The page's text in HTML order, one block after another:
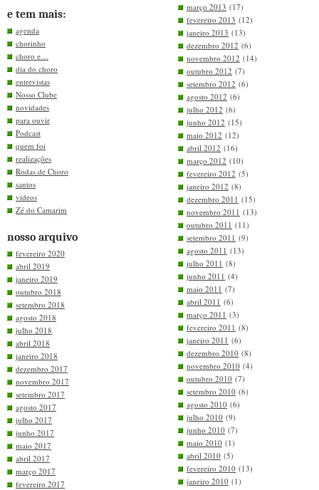
e tem mais:
agenda
chorinho
choro e…
dia do choro
entrevistas
Nosso Clube
novidades
para ouvir
Podcast
quem foi
realizações
Rodas de Choro
santos
videos
Zé do Camarim
nosso arquivo
fevereiro 2020
abril 2019
janeiro 2019
outubro 2018
setembro 2018
agosto 2018
julho 2018
abril 2018
janeiro 2018
dezembro 2017
novembro 2017
setembro 2017
agosto 2017
julho 2017
junho 2017
maio 2017
abril 2017
março 2017
fevereiro 2017
março 2013 (17)
fevereiro 2013 (12)
janeiro 2013 (13)
dezembro 2012 (6)
novembro 2012 (14)
outubro 2012 (7)
setembro 2012 (6)
agosto 2012 (6)
julho 2012 (6)
junho 2012 (15)
maio 2012 (12)
abril 2012 (16)
março 2012 (10)
fevereiro 2012 (5)
janeiro 2012 (8)
dezembro 2011 (15)
novembro 2011 (13)
outubro 2011 (11)
setembro 2011 (9)
agosto 2011 (13)
julho 2011 (8)
junho 2011 (4)
maio 2011 (7)
abril 2011 (6)
março 2011 (3)
fevereiro 2011 (8)
janeiro 2011 (6)
dezembro 2010 (8)
novembro 2010 (4)
outubro 2010 (7)
setembro 2010 (6)
agosto 2010 (6)
julho 2010 (9)
junho 2010 (7)
maio 2010 (1)
abril 2010 (5)
fevereiro 2010 (13)
janeiro 2010 (1)